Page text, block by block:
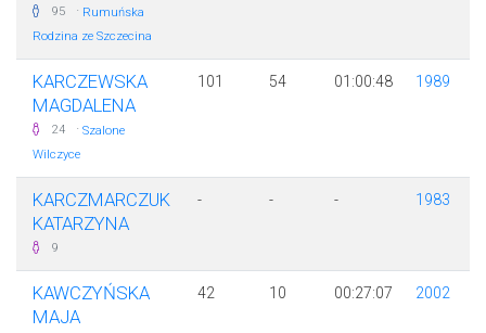
95 · Rumuńska
Rodzina ze Szczecina
KARCZEWSKA
MAGDALENA
24 · Szalone
Wilczyce
101 54 01:00:48 1989
KARCZMARCZUK
KATARZYNA
9
- - - 1983
KAWCZYŃSKA
MAJA
42 10 00:27:07 2002